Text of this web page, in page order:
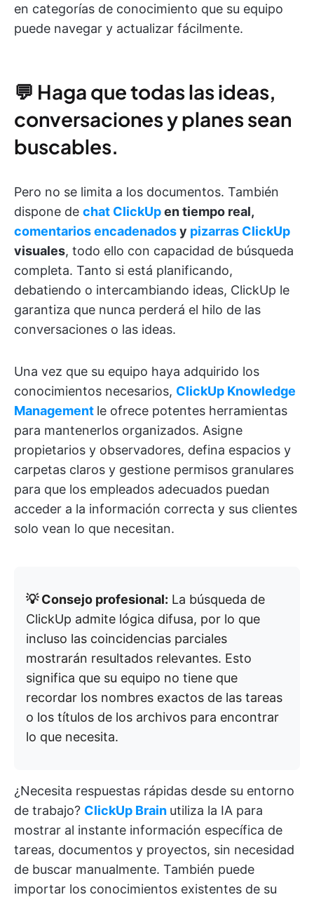
en categorías de conocimiento que su equipo
puede navegar y actualizar fácilmente.
💬 Haga que todas las ideas,
conversaciones y planes sean
buscables.
Pero no se limita a los documentos. También
dispone de chat ClickUpen tiempo real,
comentarios encadenadosy pizarras ClickUp
visuales, todo ello con capacidad de búsqueda
completa. Tanto si está planificando,
debatiendo o intercambiando ideas, ClickUp le
garantiza que nunca perderá el hilo de las
conversaciones o las ideas.
Una vez que su equipo haya adquirido los
conocimientos necesarios, ClickUp Knowledge
Management le ofrece potentes herramientas
para mantenerlos organizados. Asigne
propietarios y observadores, defina espacios y
carpetas claros y gestione permisos granulares
para que los empleados adecuados puedan
acceder a la información correcta y sus clientes
solo vean lo que necesitan.
💡 Consejo profesional: La búsqueda de
ClickUp admite lógica difusa, por lo que
incluso las coincidencias parciales
mostrarán resultados relevantes. Esto
significa que su equipo no tiene que
recordar los nombres exactos de las tareas
o los títulos de los archivos para encontrar
lo que necesita.
¿Necesita respuestas rápidas desde su entorno
de trabajo? ClickUp Brain utiliza la IA para
mostrar al instante información específica de
tareas, documentos y proyectos, sin necesidad
de buscar manualmente. También puede
importar los conocimientos existentes de su